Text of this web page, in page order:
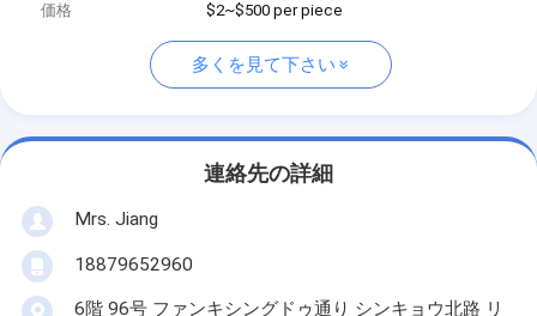
価格
$2~$500 per piece
多くを見て下さい
連絡先の詳細
Mrs. Jiang
18879652960
6階 96号 ファンキシングドゥ通り シンキョウ北路 リ